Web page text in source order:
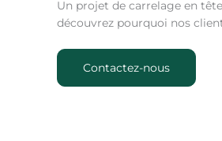
Un projet de carrelage en
découvrez pourquoi nos
Contactez-nous